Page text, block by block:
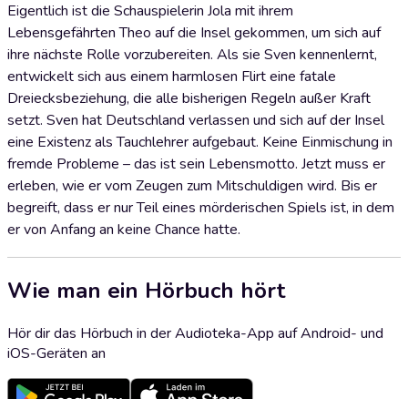
Eigentlich ist die Schauspielerin Jola mit ihrem
Lebensgefährten Theo auf die Insel gekommen, um sich auf
ihre nächste Rolle vorzubereiten. Als sie Sven kennenlernt,
entwickelt sich aus einem harmlosen Flirt eine fatale
Dreiecksbeziehung, die alle bisherigen Regeln außer Kraft
setzt. Sven hat Deutschland verlassen und sich auf der Insel
eine Existenz als Tauchlehrer aufgebaut. Keine Einmischung in
fremde Probleme – das ist sein Lebensmotto. Jetzt muss er
erleben, wie er vom Zeugen zum Mitschuldigen wird. Bis er
begreift, dass er nur Teil eines mörderischen Spiels ist, in dem
er von Anfang an keine Chance hatte.
Wie man ein Hörbuch hört
Hör dir das Hörbuch in der Audioteka-App auf Android- und
iOS-Geräten an